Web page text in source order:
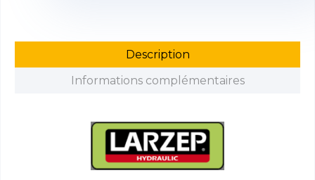
Description
Informations complémentaires